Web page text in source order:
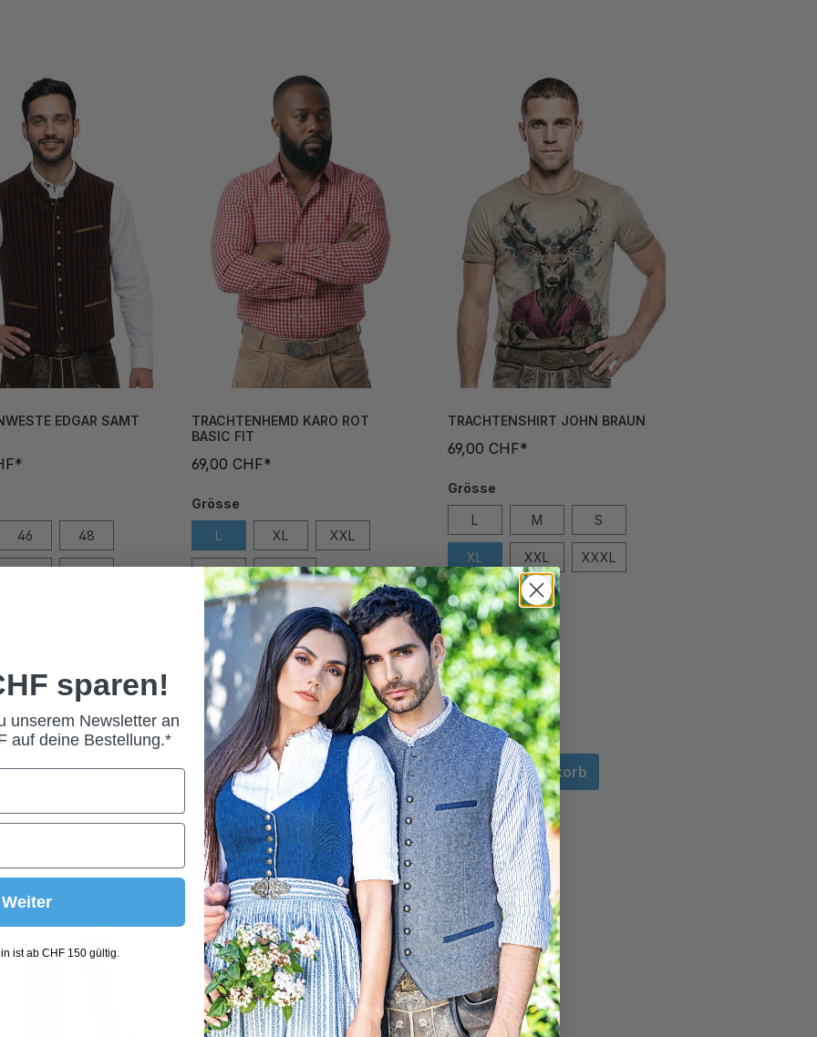
EDGAR SAMT
46 48
TRACHTENHEMD KARO ROT
BASIC FIT
69,00 CHF*
Grösse
L XL XXL
XXXL XXXXL
In den Warenkorb
TRACHTENSHIRT JOHN BRAUN
69,00 CHF*
Grösse
L M S
XL XXL XXXL
In den Warenkorb
sparen!
unserem Newsletter an
auf deine Bestellung.*
Weiter
ist ab CHF 150 gültig.